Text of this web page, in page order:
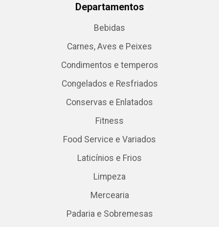
Departamentos
Bebidas
Carnes, Aves e Peixes
Condimentos e temperos
Congelados e Resfriados
Conservas e Enlatados
Fitness
Food Service e Variados
Laticínios e Frios
Limpeza
Mercearia
Padaria e Sobremesas